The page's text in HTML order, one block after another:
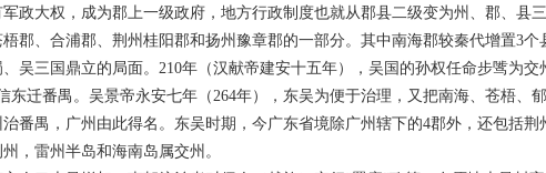
大权，成为郡上一级政府，地方行政制度也就从郡县二级变为州、郡、县
郡、合浦郡、荆州桂阳郡和扬州豫章郡的一部分。其中南海郡较秦代增置3个
吴三国鼎立的局面。210年（汉献帝建安十五年），吴国的孙权任命步骘为交
迁番禺。吴景帝永安七年（264年），东吴为便于治理，又把南海、苍梧、
番禺，广州由此得名。东吴时期，今广东省境除广州辖下的4郡外，还包括荆
雷州半岛和海南岛属交州。